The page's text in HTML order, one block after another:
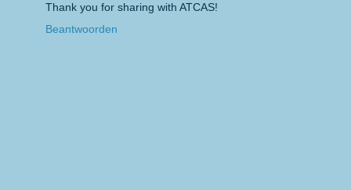
Thank you for sharing with ATCAS!
Beantwoorden